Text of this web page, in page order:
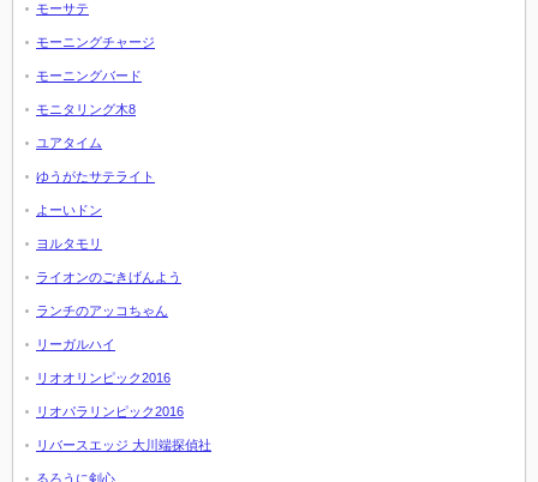
モーサテ
モーニングチャージ
モーニングバード
モニタリング木8
ユアタイム
ゆうがたサテライト
よーいドン
ヨルタモリ
ライオンのごきげんよう
ランチのアッコちゃん
リーガルハイ
リオオリンピック2016
リオパラリンピック2016
リバースエッジ 大川端探偵社
るろうに剣心